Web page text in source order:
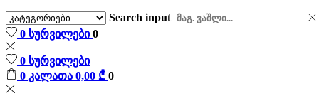
Search input
0 სურვილები0
0 სურვილები
0 კალათა 0,00 ₾ 0